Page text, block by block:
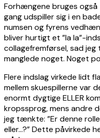
Forhængene bruges
gang udspiller sig i en
numsen og fyrens
bliver hurtigt et ”la la”-
collagefremførsel, sad
manglede noget. Noget
Flere indslag virkede lidt
mellem skuespillerne var
enormt dygtige ELLER
kropssprog, mens andre
jeg tænkte: ”Er denne
eller…?” Dette påvirkede